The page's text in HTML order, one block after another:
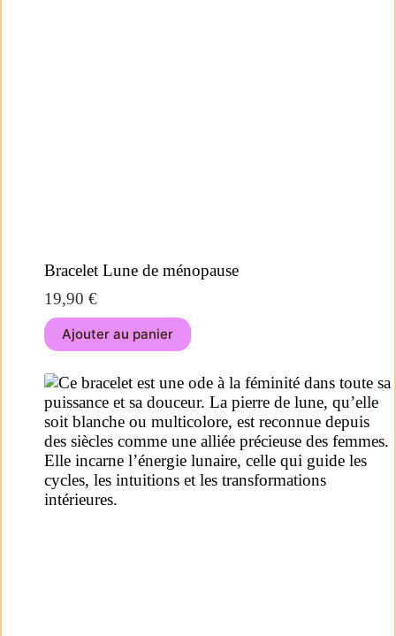
Bracelet Lune de ménopause
19,90 €
Ajouter au panier